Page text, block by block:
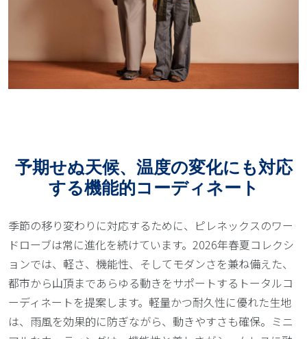
予期せぬ天候、温度の変化にも対応
する機能的コーディネート
季節の移り変わりに対応するために、ピレネックスのワー
ドローブは常に進化を続けています。2026年春夏コレクシ
ョンでは、軽さ、機能性、そしてモダンさを兼ね備えた、
都市から山頂まであらゆる動きをサポートするトータルコ
ーディネートを提案します。軽量かつ耐久性に優れた生地
は、雨風を効果的に防ぎながら、動きやすさも確保。ミニ